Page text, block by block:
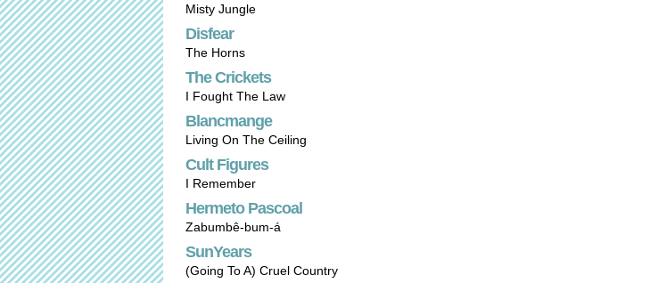
Misty Jungle
Disfear
The Horns
The Crickets
I Fought The Law
Blancmange
Living On The Ceiling
Cult Figures
I Remember
Hermeto Pascoal
Zabumbê-bum-á
SunYears
(Going To A) Cruel Country